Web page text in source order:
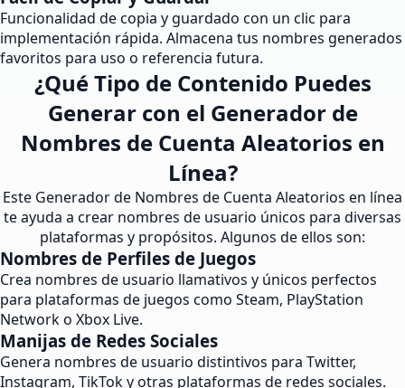
Funcionalidad de copia y guardado con un clic para
implementación rápida. Almacena tus nombres generados
favoritos para uso o referencia futura.
¿Qué Tipo de Contenido Puedes
Generar con el Generador de
Nombres de Cuenta Aleatorios en
Línea?
Este Generador de Nombres de Cuenta Aleatorios en línea
te ayuda a crear nombres de usuario únicos para diversas
plataformas y propósitos. Algunos de ellos son:
Nombres de Perfiles de Juegos
Crea nombres de usuario llamativos y únicos perfectos
para plataformas de juegos como Steam, PlayStation
Network o Xbox Live.
Manijas de Redes Sociales
Genera nombres de usuario distintivos para Twitter,
Instagram, TikTok y otras plataformas de redes sociales.